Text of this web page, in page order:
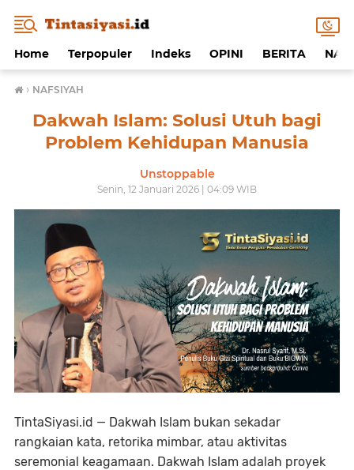
Home Terpopuler Indeks OPINI BERITA
› NAFSIYAH
Dakwah Islam: Solusi Utuh bagi
Problem Kehidupan Manusia
Unstoppable
Senin, 12 Januari 2026 | 04:09 WIB
TintaSiyasi.id — Dakwah Islam bukan sekadar
rangkaian kata, retorika mimbar, atau aktivitas
seremonial keagamaan. Dakwah Islam adalah proyek